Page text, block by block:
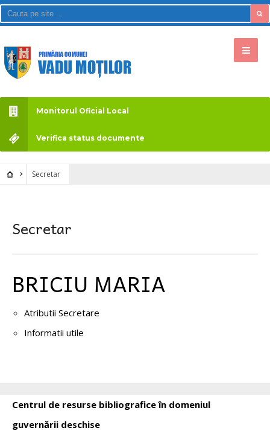
Monitorul Oficial Local
Verifica status documente
Secretar
Secretar
BRICIU MARIA
Atributii Secretare
Informatii utile
Centrul de resurse bibliografice în domeniul
guvernării deschise